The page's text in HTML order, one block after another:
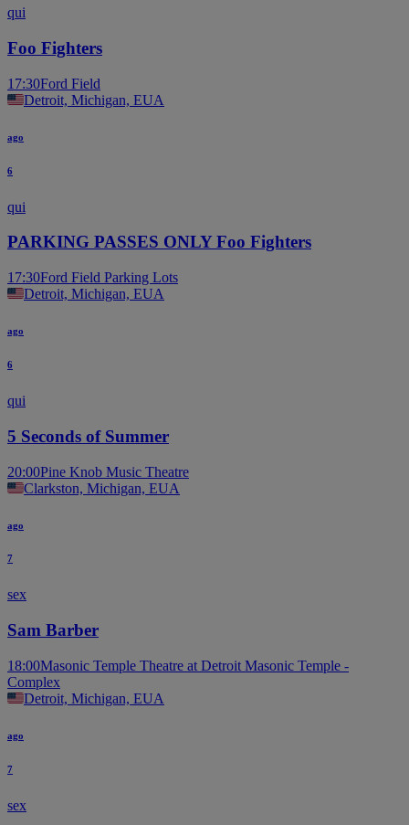
qui
Foo Fighters
17:30Ford Field
Detroit, Michigan, EUA
ago
6
qui
PARKING PASSES ONLY Foo Fighters
17:30Ford Field Parking Lots
Detroit, Michigan, EUA
ago
6
qui
5 Seconds of Summer
20:00Pine Knob Music Theatre
Clarkston, Michigan, EUA
ago
7
sex
Sam Barber
18:00Masonic Temple Theatre at Detroit Masonic Temple -
Complex
Detroit, Michigan, EUA
ago
7
sex